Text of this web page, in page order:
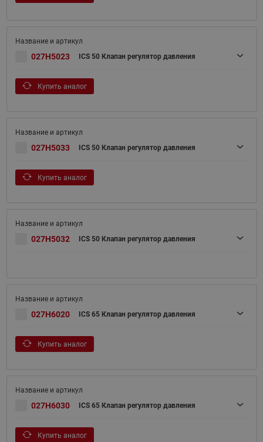
027H5023 ICS 50 Клапан регулятор давления
Купить аналог
027H5033 ICS 50 Клапан регулятор давления
Купить аналог
027H5032 ICS 50 Клапан регулятор давления
027H6020 ICS 65 Клапан регулятор давления
Купить аналог
027H6030 ICS 65 Клапан регулятор давления
Купить аналог